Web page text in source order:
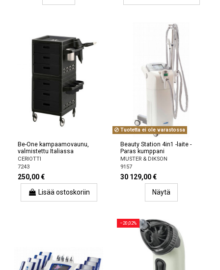
Be-One kampaamovaunu,
valmistettu Italiassa
CERIOTTI
7243
250,00 €
Lisää ostoskoriin
Tuotetta ei ole varastossa
Beauty Station 4in1 -laite -
Paras kumppani
MUSTER & DIKSON
9157
30 129,00 €
Näytä
−20,02%